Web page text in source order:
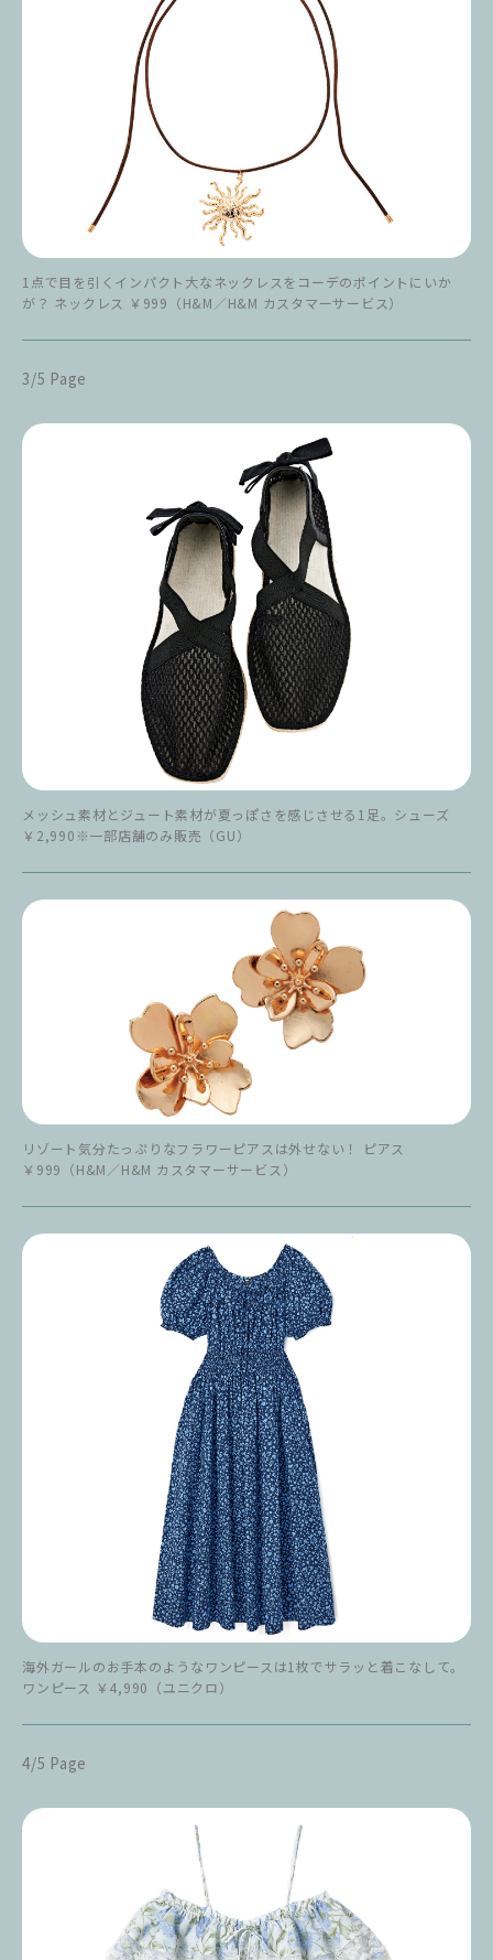
1点で目を引くインパクト大なネックレスをコーデのポイントにいか
が？ ネックレス ￥999（H&M／H&M カスタマーサービス）
3/5 Page
メッシュ素材とジュート素材が夏っぽさを感じさせる1足。シューズ
￥2,990※一部店舗のみ販売（GU）
リゾート気分たっぷりなフラワーピアスは外せない！ ピアス
￥999（H&M／H&M カスタマーサービス）
海外ガールのお手本のようなワンピースは1枚でサラッと着こなして。
ワンピース ￥4,990（ユニクロ）
4/5 Page